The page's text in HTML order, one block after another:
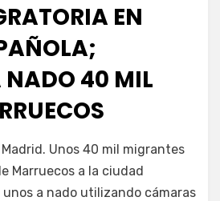
EN
NADO 40 MIL
Servín
Unos 40 mil migrantes
Marruecos a la ciudad
unos a nado utilizando cámaras